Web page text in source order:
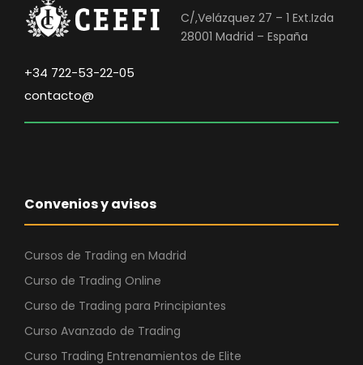
C/,Velázquez 27 – 1 Ext.Izda
28001 Madrid – España
+34 722-53-22-05
contacto@
Convenios y avisos
Cursos de Trading en Madrid
Curso de Trading Online
Curso de Trading para Principiantes
Curso Avanzado de Trading
Curso Trading Entrenamientos de Elite